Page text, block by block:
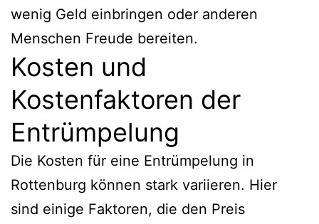
wenig Geld einbringen oder anderen
Menschen Freude bereiten.
Kosten und
Kostenfaktoren der
Entrümpelung
Die Kosten für eine Entrümpelung in
Rottenburg können stark variieren. Hier
sind einige Faktoren, die den Preis